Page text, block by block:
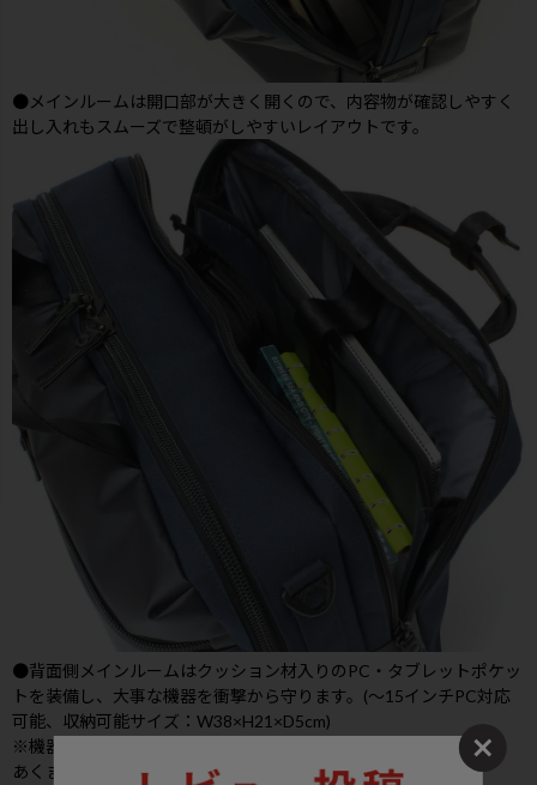
●メインルームは開口部が大きく開くので、内容物が確認しやすく
出し入れもスムーズで整頓がしやすいレイアウトです。
●背面側メインルームはクッション材入りのPC・タブレットポケッ
トを装備し、大事な機器を衝撃から守ります。(～15インチPC対応
可能、収納可能サイズ：W38×H21×D5cm)
※機器の対応サイズ：機器によって入らない可能性がございます。
あくまで目安としてお考え下さい。